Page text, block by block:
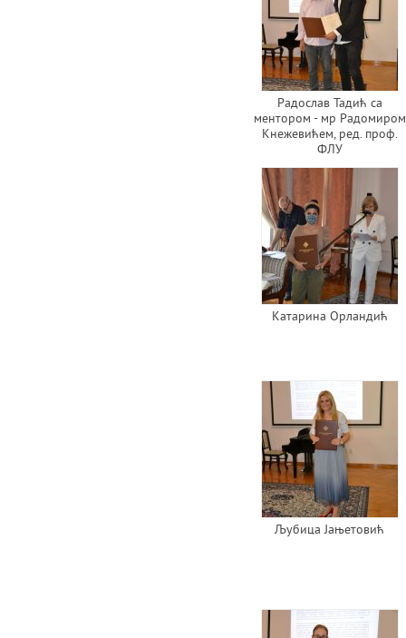
Радослав Тадић са
ментором - мр Радомиром
Кнежевићем, ред. проф.
ФЛУ
Катарина Орландић
Љубица Јањетовић